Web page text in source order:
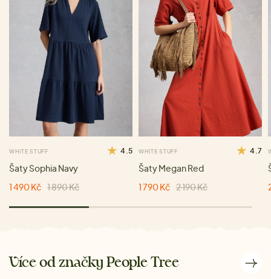
WHITE STUFF 4.5
Šaty Sophia Navy
1 490 Kč 1 890 Kč
WHITE STUFF 4.7
Šaty Megan Red
1 790 Kč 2 190 Kč
Více od značky People Tree